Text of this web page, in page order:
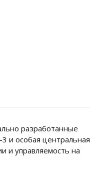
разработанные
и особая центральная
и управляемость на